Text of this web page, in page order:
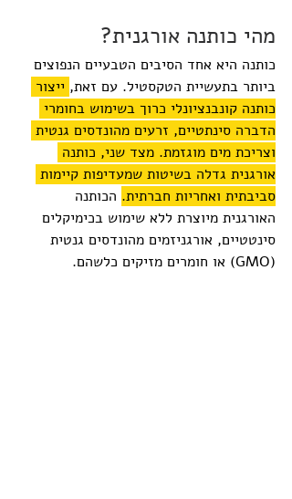
מהי כותנה אורגנית?
כותנה היא אחד הסיבים הטבעיים הנפוצים
ביותר בתעשיית הטקסטיל. עם זאת, ייצור
כותנה קונבנציונלי כרוך בשימוש בחומרי
הדברה סינתטיים, זרעים מהונדסים גנטית
וצריכת מים מוגזמת. מצד שני, כותנה
אורגנית גדלה בשיטות שמעדיפות קיימות
סביבתית ואחריות חברתית. הכותנה
האורגנית מיוצרת ללא שימוש בכימיקלים
סינטטיים, אורגניזמים מהונדסים גנטית
(GMO) או חומרים מזיקים כלשהם.